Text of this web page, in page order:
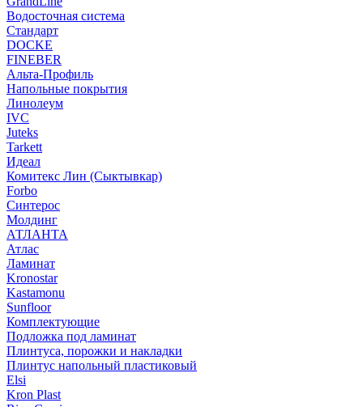
Водосточная система
Стандарт
DOCKE
FINEBER
Альта-Профиль
Напольные покрытия
Линолеум
IVC
Juteks
Tarkett
Идеал
Комитекс Лин (Сыктывкар)
Forbo
Синтерос
Молдинг
АТЛАНТА
Атлас
Ламинат
Kronostar
Kastamonu
Sunfloor
Комплектующие
Подложка под ламинат
Плинтуса, порожки и накладки
Плинтус напольный пластиковый
Elsi
Kron Plast